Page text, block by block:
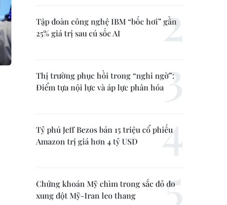
Tập đoàn công nghệ IBM “bốc hơi” gần
25% giá trị sau cú sốc AI
Thị trường phục hồi trong “nghi ngờ”:
Điểm tựa nội lực và áp lực phân hóa
Tỷ phú Jeff Bezos bán 15 triệu cổ phiếu
Amazon trị giá hơn 4 tỷ USD
Chứng khoán Mỹ chìm trong sắc đỏ do
xung đột Mỹ-Iran leo thang